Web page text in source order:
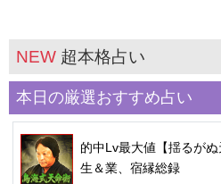
NEW 超本格占い
本日の厳選おすすめ占い
的中Lv最大値【揺るが
生＆業、宿縁総録